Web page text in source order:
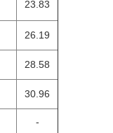
23.83
26.19
28.58
30.96
-